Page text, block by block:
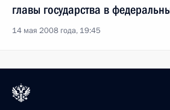
главы государства в
14 мая 2008 года, 19:45